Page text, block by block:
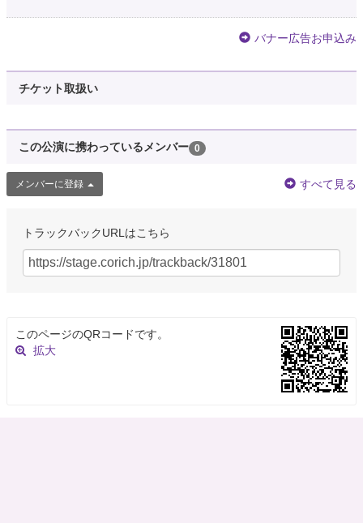
バナー広告お申込み
チケット取扱い
この公演に携わっているメンバー 0
メンバーに登録 すべて見る
トラックバックURLはこちら
このページのQRコードです。
拡大